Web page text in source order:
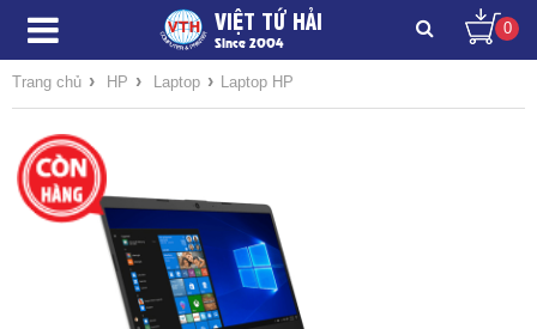
VIỆT TỨ HẢI
Since 2004
0
Trang chủ › HP › Laptop › Laptop HP